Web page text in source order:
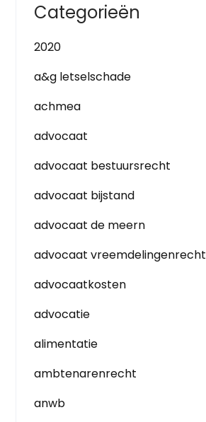
Categorieën
2020
a&g letselschade
achmea
advocaat
advocaat bestuursrecht
advocaat bijstand
advocaat de meern
advocaat vreemdelingenrecht
advocaatkosten
advocatie
alimentatie
ambtenarenrecht
anwb